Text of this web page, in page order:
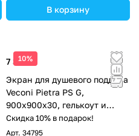
В корзину
10%
7 311 ₽
Экран для душевого поддона
Veconi Pietra PS G,
900x900x30, гелькоут и
стекловолокно, серый
Скидка 10% в подарок!
Арт. 34795